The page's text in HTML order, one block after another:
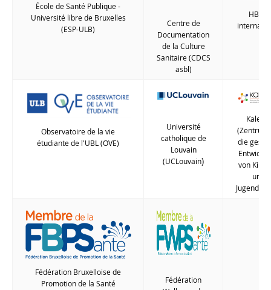
École de Santé Publique -
Université libre de Bruxelles
(ESP-ULB)
Centre de
Documentation
de la Culture
Sanitaire (CDCS
asbl)
HBSC
Observatoire de la vie
étudiante de l'UBL (OVE)
Université
catholique de
Louvain
(UCLouvain)
Kaleido
(Zentrum
die
von
und
Fédération Bruxelloise de
Promotion de la Santé
Fédération